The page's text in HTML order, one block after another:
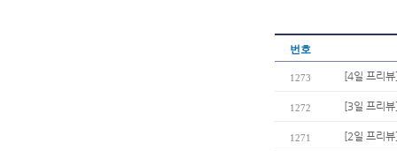
번호
1273 [4일 프리
1272 [3일 프리
1271 [2일 프리